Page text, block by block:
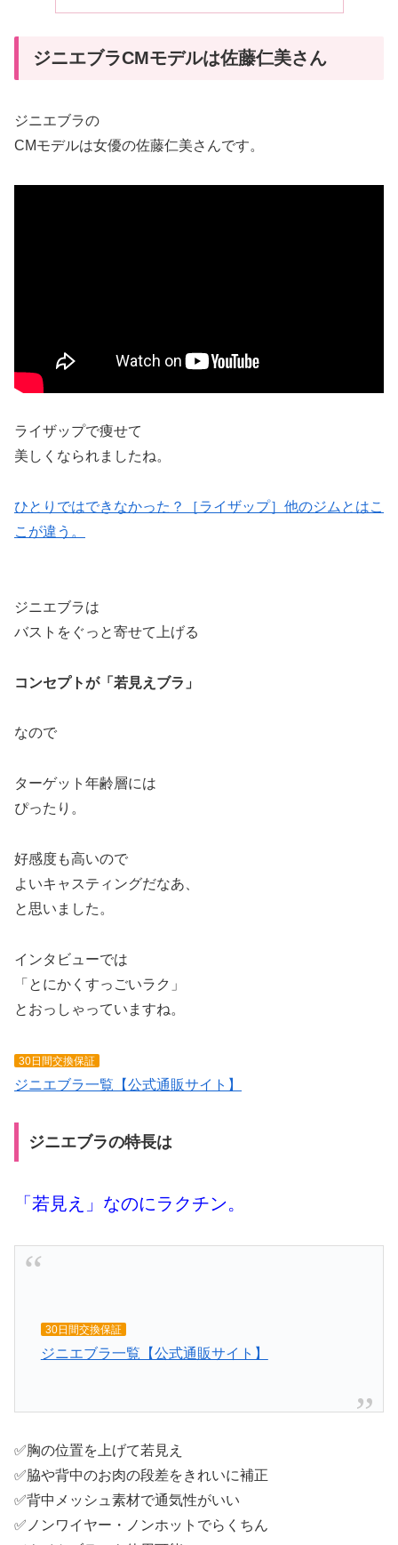
ジニエブラCMモデルは佐藤仁美さん
ジニエブラの
CMモデルは女優の佐藤仁美さんです。
ライザップで痩せて
美しくなられましたね。
ひとりではできなかった？［ライザップ］他のジムとはこ
こが違う。
ジニエブラは
バストをぐっと寄せて上げる
コンセプトが「若見えブラ」
なので
ターゲット年齢層には
ぴったり。
好感度も高いので
よいキャスティングだなあ、
と思いました。
インタビューでは
「とにかくすっごいラク」
とおっしゃっていますね。
30日間交換保証
ジニエブラ一覧【公式通販サイト】
ジニエブラの特長は
「若見え」なのにラクチン。
30日間交換保証
ジニエブラ一覧【公式通販サイト】
✅胸の位置を上げて若見え
✅脇や背中のお肉の段差をきれいに補正
✅背中メッシュ素材で通気性がいい
✅ノンワイヤー・ノンホットでらくちん